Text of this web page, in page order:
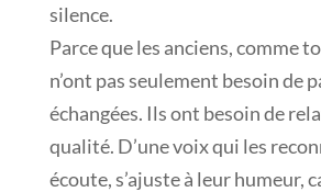
silence.
Parce que les anciens, comme
n’ont pas seulement besoin de
échangées. Ils ont besoin de
qualité. D’une voix qui les
écoute, s’ajuste à leur humeur,